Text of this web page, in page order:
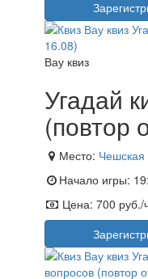
Вау квиз
Угадай
(повтор
Место: Чешская
Начало игры:
Цена: 700 руб./